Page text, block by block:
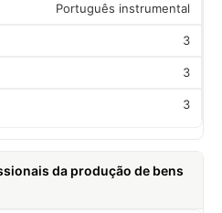
Português instrumental
3
3
3
da produção de bens